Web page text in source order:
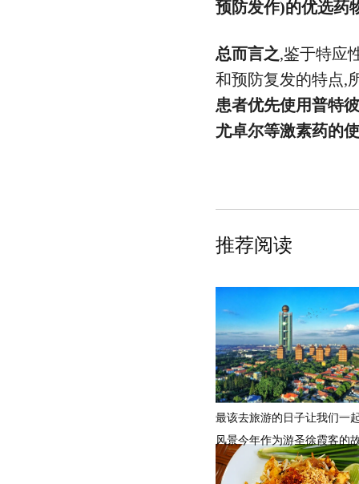
预防发作)的优选药
总而言之,鉴于特应
和预防复发的特点,
患者优先使用普特
尤卓尔等激素药的
推荐阅读
最该去旅游的日子让我们一
风景今年作为游圣徐霞客的